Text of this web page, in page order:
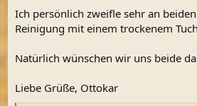
Ich persönlich zweifle sehr an
Reinigung mit einem trockenem
Natürlich wünschen wir uns beide
Liebe Grüße, Ottokar